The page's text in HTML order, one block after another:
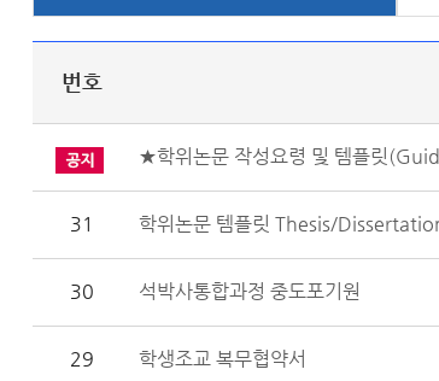
번호
★학위논문 작성요령 및 템플릿
31 학위논문 템플릿 Thesis/
30 석박사통합과정 중도포기원
29 학생조교 복무협약서